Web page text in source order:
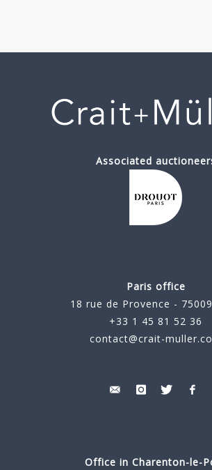
Associated
Paris office
18 rue de Provence -
+33 1 45 81 52 36
contact@crait-
Office in Charenton-le-